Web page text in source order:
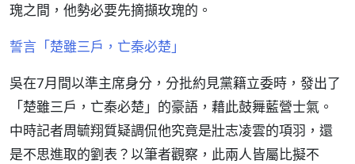
瑰之間，他勢必要先摘擷玫瑰的。
誓言「楚雖三戶，亡秦必楚」
吳在7月間以準主席身分，分批約見黨籍立委時，發出了
「楚雖三戶，亡秦必楚」的豪語，藉此鼓舞藍營士氣。
中時記者周毓翔質疑調侃他究竟是壯志凌雲的項羽，還
是不思進取的劉表？以筆者觀察，此兩人皆屬比擬不